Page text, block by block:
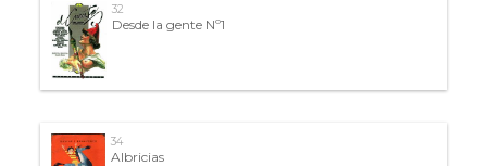
32
Desde la gente Nº1
34
Albricias